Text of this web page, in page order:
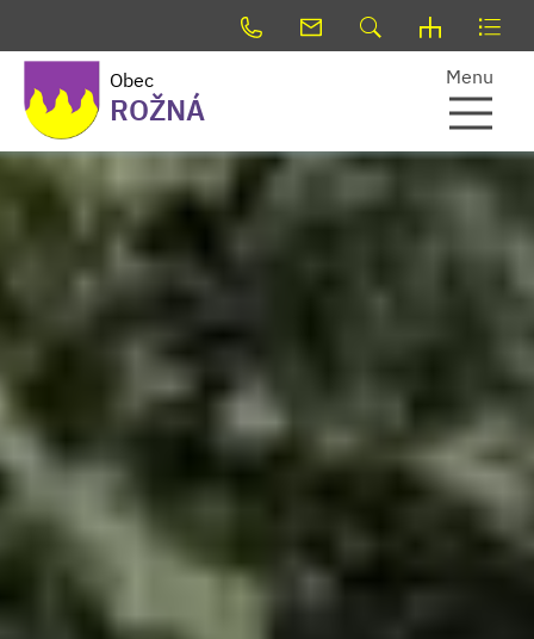
Obec
ROŽNÁ
Menu